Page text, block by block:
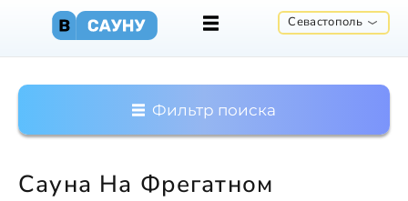
Севастополь
Фильтр поиска
Cауна На Фрегатном